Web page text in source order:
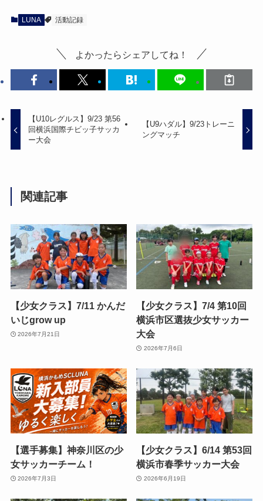
LUNA 活動記録
よかったらシェアしてね！
【U10レグルス】9/23 第56
回横浜国際チビッ子サッカ
ー大会
【U9ハダル】9/23トレーニ
ングマッチ
関連記事
【少女クラス】7/11 かんだ
いじgrow up
2026年7月21日
【少女クラス】7/4 第10回
横浜市区選抜少女サッカー
大会
2026年7月6日
【選手募集】神奈川区の少
女サッカーチーム！
2026年7月3日
【少女クラス】6/14 第53回
横浜市春季サッカー大会
2026年6月19日